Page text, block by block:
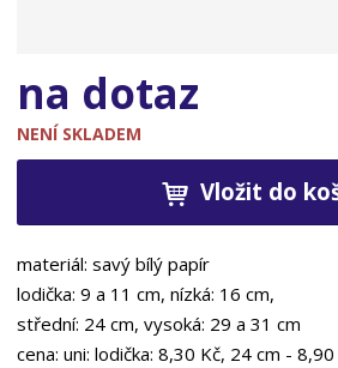
na dotaz
NENÍ SKLADEM
Vložit do
materiál: savý bílý papír
lodička: 9 a 11 cm, nízká: 16 cm,
střední: 24 cm, vysoká: 29 a 31 cm
cena: uni: lodička: 8,30 Kč, 24 cm -